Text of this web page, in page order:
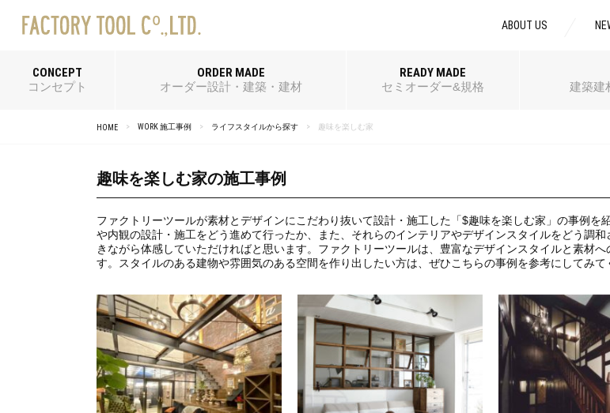
CONCEPT
コンセプト
ORDER MADE
オーダー設計・建築・建材
READY MADE
セミオーダー&規格 建築建
ABOUT US
HOME WORK 施工事例 ライフスタイルから探す 趣味を楽しむ家
趣味を楽しむ家の施工事例
ファクトリーツールが素材とデザインにこだわり抜いて設計・施工した「$趣味を楽しむ家」の事例
や内観の設計・施工をどう進めて行ったか、また、それらのインテリアやデザインスタイルをどう調
きながら体感していただければと思います。ファクトリーツールは、豊富なデザインスタイルと素材
す。スタイルのある建物や雰囲気のある空間を作り出したい方は、ぜひこちらの事例を参考にしてみて